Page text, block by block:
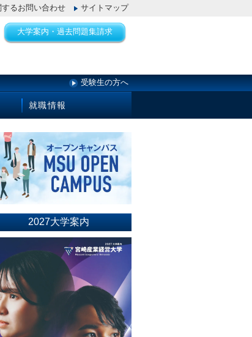
するお問い合わせ サイトマップ
大学案内・過去問題集請求
受験生の方へ
就職情報
2027大学案内